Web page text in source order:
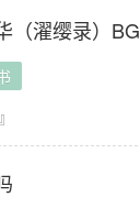
（濯缨录）BG